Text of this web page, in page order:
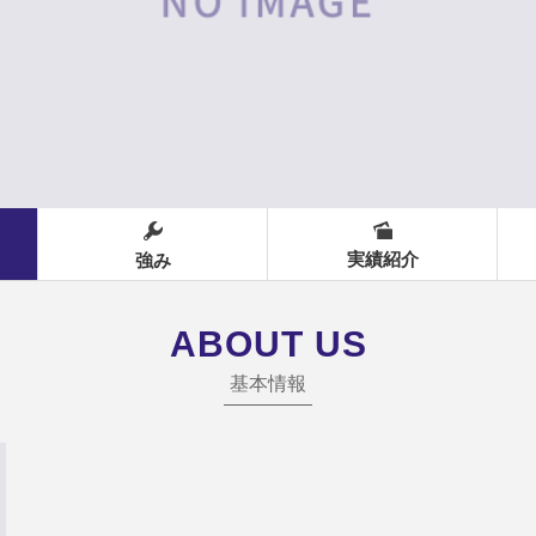
強み 実績紹介
ABOUT US
基本情報